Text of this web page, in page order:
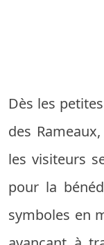
Dès les
des
les visiteurs
pour la
symboles en